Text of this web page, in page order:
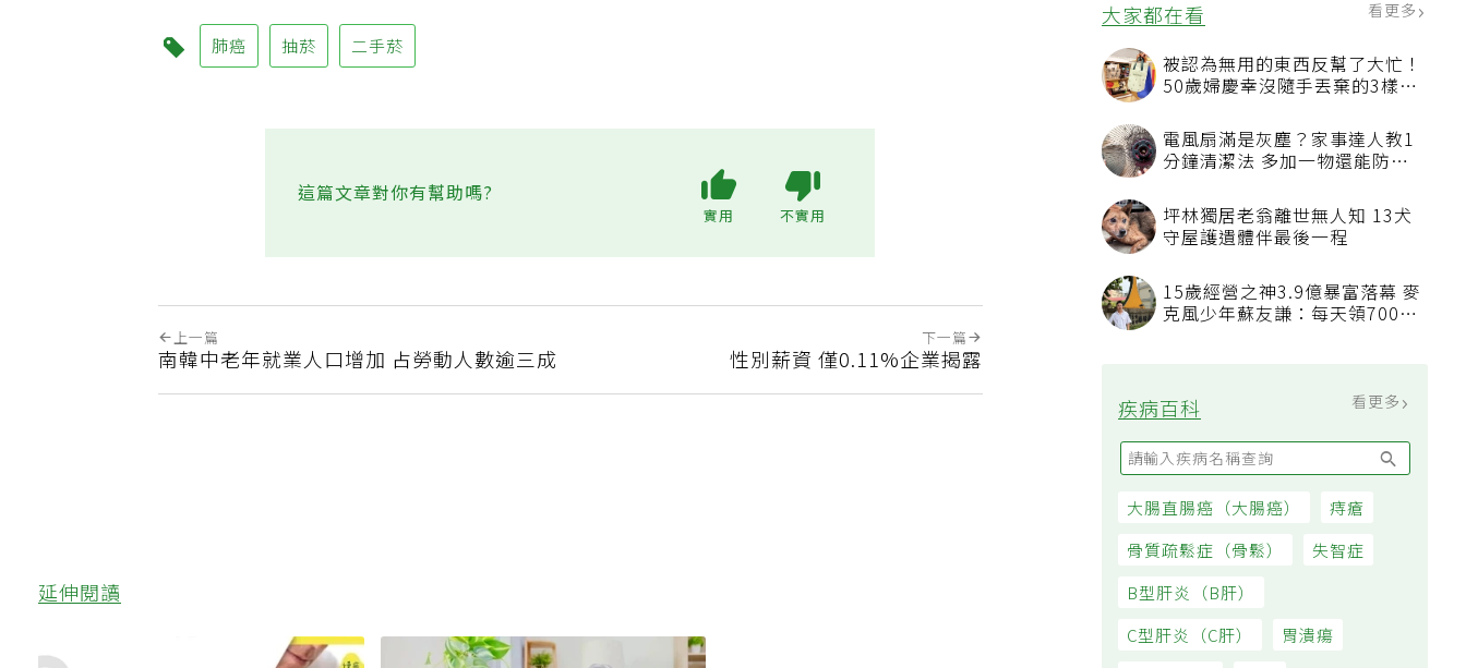
大家都在看 看更多
被認為無用的東西反幫了大忙！
50歲婦慶幸沒隨手丟棄的3樣物
電風扇滿是灰塵？家事達人教1
分鐘清潔法 多加一物還能防髒
坪林獨居老翁離世無人知 13犬
守屋護遺體伴最後一程
15歲經營之神3.9億暴富落幕 麥
克風少年蘇友謙：每天領700元
疾病百科
大腸直腸癌（大腸癌）
痔瘡
骨質疏鬆症（骨鬆）
失智症
B型肝炎（B肝）
C型肝炎（C肝）
肺癌 抽菸 二手菸
這篇文章對你有幫助嗎?
上一篇
南韓中老年就業人口增加 占勞動人數逾三成
下一篇
性別薪資 僅0.11%企業揭露
延伸閱讀